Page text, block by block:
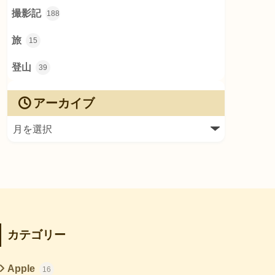
撮影記 188
旅 15
登山 39
アーカイブ
カテゴリー
Apple 16